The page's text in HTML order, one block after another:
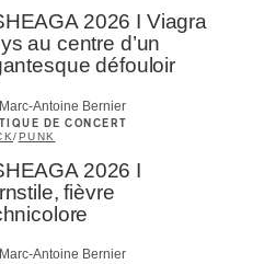
2026 I Viagra
au centre d’un
défouloir
Antoine Bernier
DE CONCERT
/PUNK
2026 I
fièvre
Antoine Bernier